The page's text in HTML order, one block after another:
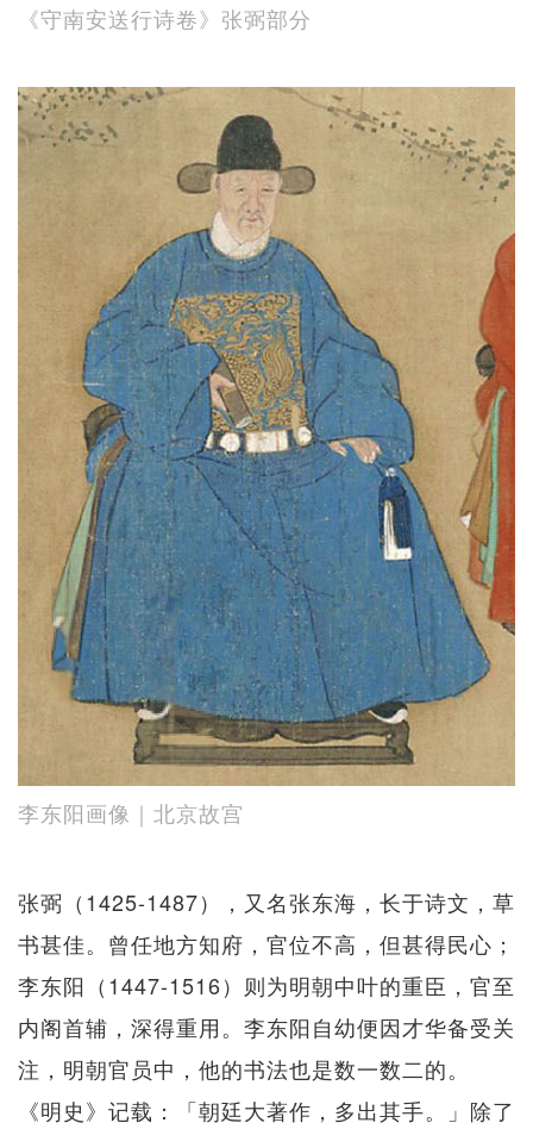
《守南安送行诗卷》张弼部分
李东阳画像｜北京故宫
张弼（1425-1487），又名张东海，长于诗文，草
书甚佳。曾任地方知府，官位不高，但甚得民心；
李东阳（1447-1516）则为明朝中叶的重臣，官至
内阁首辅，深得重用。李东阳自幼便因才华备受关
注，明朝官员中，他的书法也是数一数二的。
《明史》记载：「朝廷大著作，多出其手。」除了